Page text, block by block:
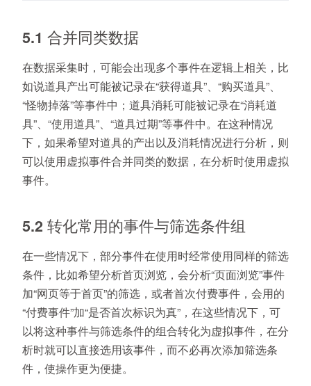
5.1 合并同类数据
在数据采集时，可能会出现多个事件在逻辑上相关，比
如说道具产出可能被记录在“获得道具”、“购买道具”、
“怪物掉落”等事件中；道具消耗可能被记录在“消耗道
具”、“使用道具”、“道具过期”等事件中。在这种情况
下，如果希望对道具的产出以及消耗情况进行分析，则
可以使用虚拟事件合并同类的数据，在分析时使用虚拟
事件。
5.2 转化常用的事件与筛选条件组
在一些情况下，部分事件在使用时经常使用同样的筛选
条件，比如希望分析首页浏览，会分析“页面浏览”事件
加“网页等于首页”的筛选，或者首次付费事件，会用的
“付费事件”加“是否首次标识为真”，在这些情况下，可
以将这种事件与筛选条件的组合转化为虚拟事件，在分
析时就可以直接选用该事件，而不必再次添加筛选条
件，使操作更为便捷。